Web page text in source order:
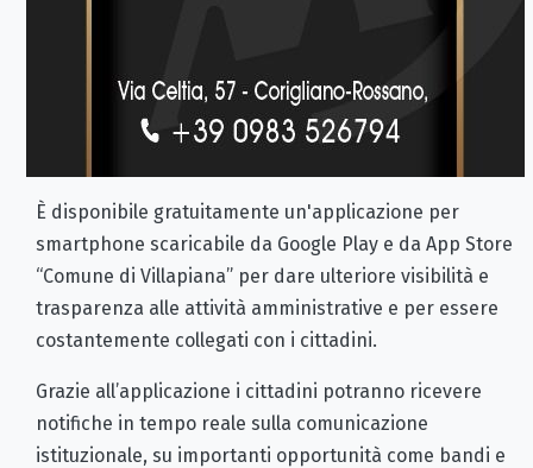
È disponibile gratuitamente un'applicazione per
smartphone scaricabile da Google Play e da App Store
“Comune di Villapiana” per dare ulteriore visibilità e
trasparenza alle attività amministrative e per essere
costantemente collegati con i cittadini.
Grazie all’applicazione i cittadini potranno ricevere
notifiche in tempo reale sulla comunicazione
istituzionale, su importanti opportunità come bandi e